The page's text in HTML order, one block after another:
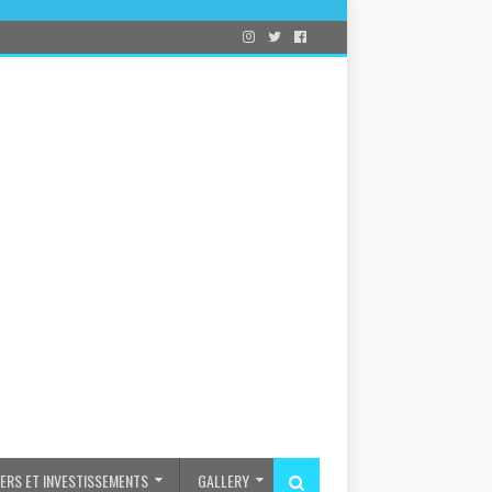
ET INVESTISSEMENTS GALLERY